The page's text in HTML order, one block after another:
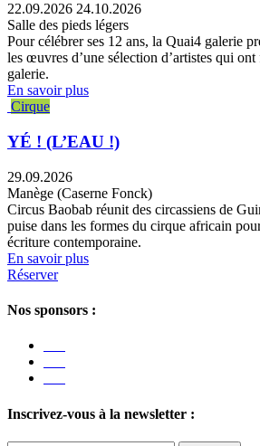
22.09.2026 24.10.2026
Salle des pieds légers
Pour célébrer ses 12 ans, la Quai4 galerie
les œuvres d’une sélection d’artistes qui
galerie.
En savoir plus
Cirque
YÉ ! (L’EAU !)
29.09.2026
Manège (Caserne Fonck)
Circus Baobab réunit des circassiens de
puise dans les formes du cirque africain
écriture contemporaine.
En savoir plus
Réserver
Nos sponsors :
Inscrivez-vous à la newsletter :